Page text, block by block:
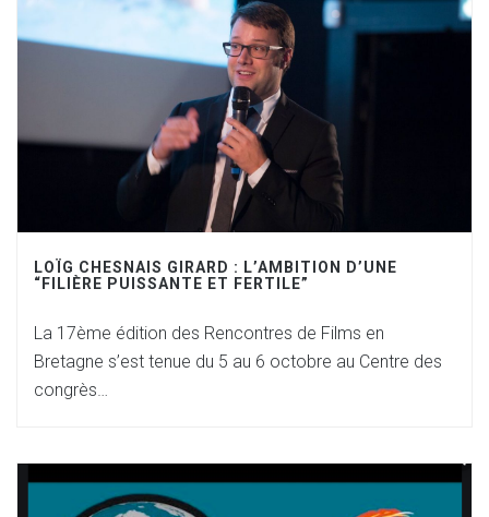
LOÏG CHESNAIS GIRARD : L’AMBITION D’UNE
“FILIÈRE PUISSANTE ET FERTILE”
La 17ème édition des Rencontres de Films en
Bretagne s’est tenue du 5 au 6 octobre au Centre des
congrès…